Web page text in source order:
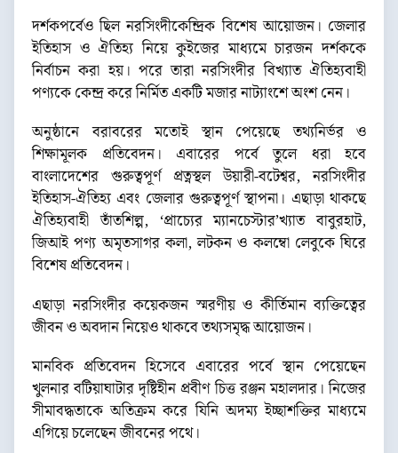
দর্শকপর্বেও ছিল নরসিংদীকেন্দ্রিক বিশেষ আয়োজন। জেলার
ইতিহাস ও ঐতিহ্য নিয়ে কুইজের মাধ্যমে চারজন দর্শককে
নির্বাচন করা হয়। পরে তারা নরসিংদীর বিখ্যাত ঐতিহ্যবাহী
পণ্যকে কেন্দ্র করে নির্মিত একটি মজার নাট্যাংশে অংশ নেন।
অনুষ্ঠানে বরাবরের মতোই স্থান পেয়েছে তথ্যনির্ভর ও
শিক্ষামূলক প্রতিবেদন। এবারের পর্বে তুলে ধরা হবে
বাংলাদেশের গুরুত্বপূর্ণ প্রত্নস্থল উয়ারী-বটেশ্বর, নরসিংদীর
ইতিহাস-ঐতিহ্য এবং জেলার গুরুত্বপূর্ণ স্থাপনা। এছাড়া থাকছে
ঐতিহ্যবাহী তাঁতশিল্প, ‘প্রাচ্যের ম্যানচেস্টার’খ্যাত বাবুরহাট,
জিআই পণ্য অমৃতসাগর কলা, লটকন ও কলম্বো লেবুকে ঘিরে
বিশেষ প্রতিবেদন।
এছাড়া নরসিংদীর কয়েকজন স্মরণীয় ও কীর্তিমান ব্যক্তিত্বের
জীবন ও অবদান নিয়েও থাকবে তথ্যসমৃদ্ধ আয়োজন।
মানবিক প্রতিবেদন হিসেবে এবারের পর্বে স্থান পেয়েছেন
খুলনার বটিয়াঘাটার দৃষ্টিহীন প্রবীণ চিত্ত রঞ্জন মহালদার। নিজের
সীমাবদ্ধতাকে অতিক্রম করে যিনি অদম্য ইচ্ছাশক্তির মাধ্যমে
এগিয়ে চলেছেন জীবনের পথে।